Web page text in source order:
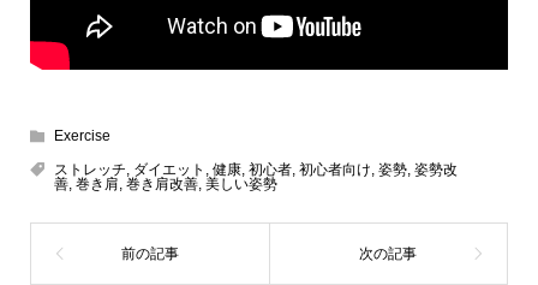
Exercise
ストレッチ ダイエット 健康, 初心者, 初心者向け 姿勢, 姿勢改
善, 巻き肩 巻き肩改善, 美しい姿勢